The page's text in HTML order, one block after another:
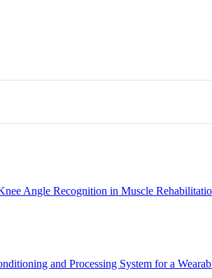
Angle Recognition in Muscle
and Processing System for a